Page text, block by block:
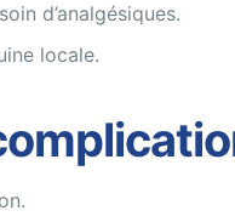
d’analgésiques.
locale.